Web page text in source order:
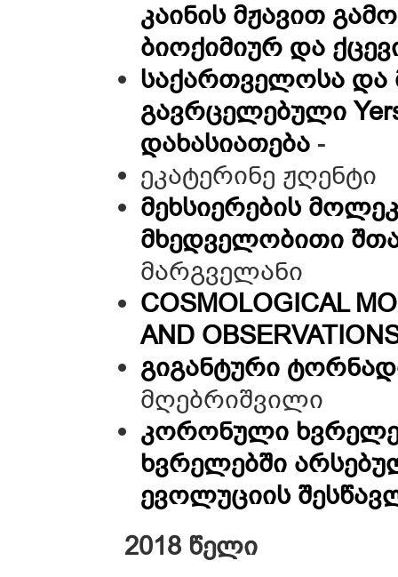
კაინის მჟავით
ბიოქიმიურ და
საქართველოსა და
გავრცელებული
დახასიათება -
ეკატერინე ჟღენტი
მეხსიერების
მხედველობითი
მარგველანი
COSMOLOGICAL
AND
გიგანტური
მღებრიშვილი
კორონული
ხვრელებში
ევოლუციის
2018 წელი